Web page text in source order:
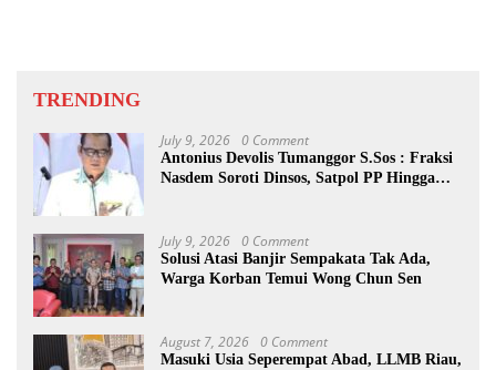
TRENDING
July 9, 2026 0 Comment
Antonius Devolis Tumanggor S.Sos : Fraksi
Nasdem Soroti Dinsos, Satpol PP Hingga
July 9, 2026 0 Comment
Solusi Atasi Banjir Sempakata Tak Ada,
Warga Korban Temui Wong Chun Sen
August 7, 2026 0 Comment
Masuki Usia Seperempat Abad, LLMB Riau,